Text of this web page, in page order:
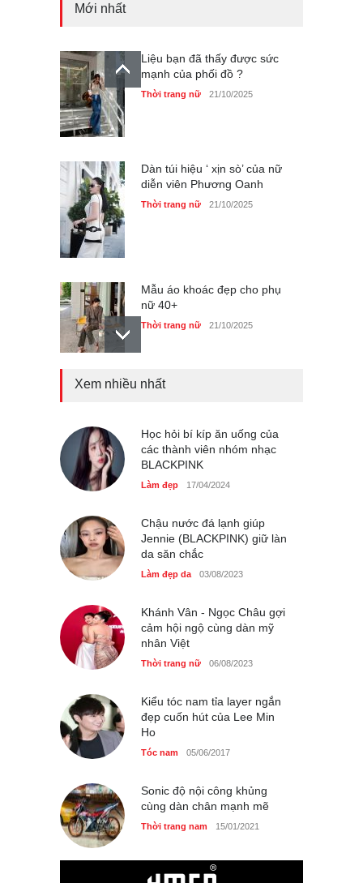
Mới nhất
Dàn túi hiệu ‘ xịn sò’ của nữ
diễn viên Phương Oanh
Mẫu áo khoác đẹp cho phụ
Chiếc áo dài cưới của Hoa
sáng tạo mới của giới trẻ
Thời trang nữ 21/10/2025
Xem nhiều nhất
Học hỏi bí kíp ăn uống của
các thành viên nhóm nhạc
BLACKPINK
Làm đẹp
Chậu nước đá lạnh giúp
Jennie (BLACKPINK) giữ làn
da săn chắc
Làm đẹp da
Khánh Vân - Ngọc Châu gợi
cảm hội ngộ cùng dàn mỹ
nhân Việt
Thời trang nữ
Kiểu tóc nam tỉa layer ngắn
đẹp cuốn hút của Lee Min
Ho
Sonic độ nội công khủng
cùng dàn chân mạnh mẽ
Thời trang nam